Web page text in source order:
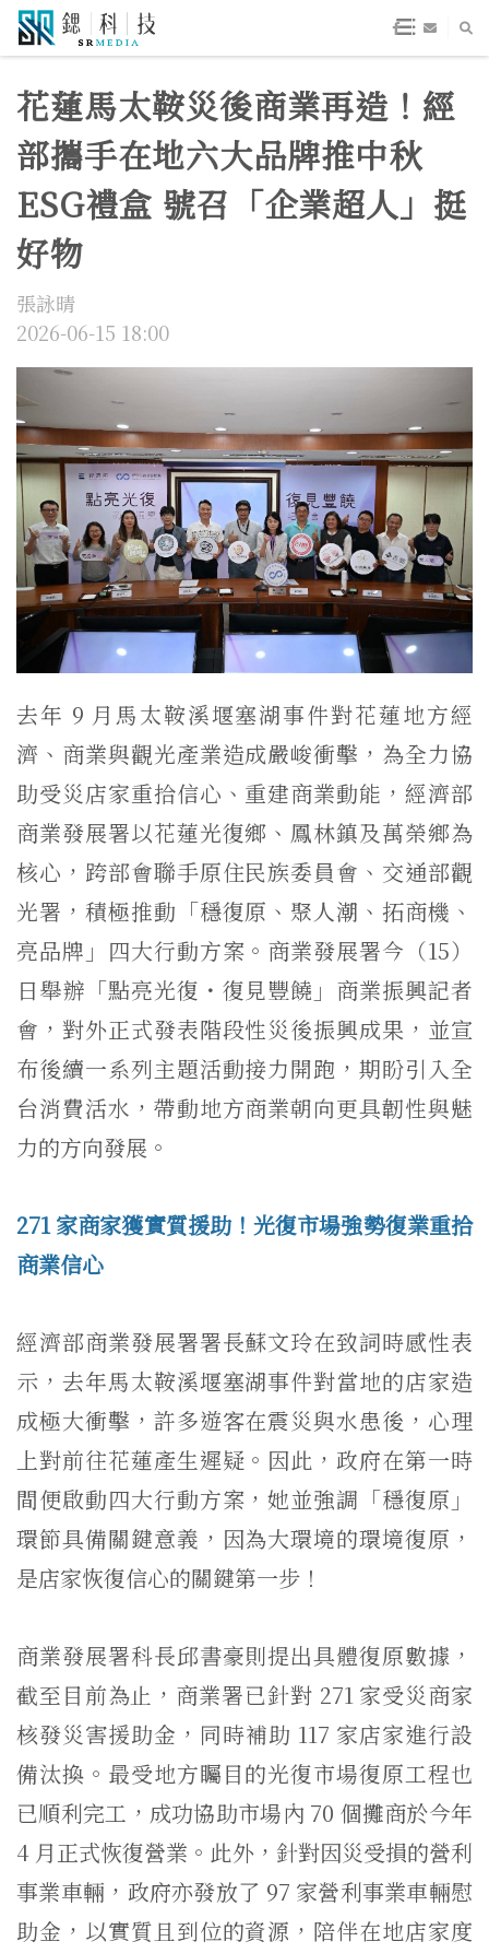
花蓮馬太鞍災後商業再造！經
部攜手在地六大品牌推中秋
ESG禮盒 號召「企業超人」挺
好物
張詠晴
2026-06-15 18:00
去年 9 月馬太鞍溪堰塞湖事件對花蓮地方經
濟、商業與觀光產業造成嚴峻衝擊，為全力協
助受災店家重拾信心、重建商業動能，經濟部
商業發展署以花蓮光復鄉、鳳林鎮及萬榮鄉為
核心，跨部會聯手原住民族委員會、交通部觀
光署，積極推動「穩復原、聚人潮、拓商機、
亮品牌」四大行動方案。商業發展署今（15）
日舉辦「點亮光復・復見豐饒」商業振興記者
會，對外正式發表階段性災後振興成果，並宣
布後續一系列主題活動接力開跑，期盼引入全
台消費活水，帶動地方商業朝向更具韌性與魅
力的方向發展。
271 家商家獲實質援助！光復市場強勢復業重拾
商業信心
經濟部商業發展署署長蘇文玲在致詞時感性表
示，去年馬太鞍溪堰塞湖事件對當地的店家造
成極大衝擊，許多遊客在震災與水患後，心理
上對前往花蓮產生遲疑。因此，政府在第一時
間便啟動四大行動方案，她並強調「穩復原」
環節具備關鍵意義，因為大環境的環境復原，
是店家恢復信心的關鍵第一步！
商業發展署科長邱書豪則提出具體復原數據，
截至目前為止，商業署已針對 271 家受災商家
核發災害援助金，同時補助 117 家店家進行設
備汰換。最受地方矚目的光復市場復原工程也
已順利完工，成功協助市場內 70 個攤商於今年
4 月正式恢復營業。此外，針對因災受損的營利
事業車輛，政府亦發放了 97 家營利事業車輛慰
助金，以實質且到位的資源，陪伴在地店家度